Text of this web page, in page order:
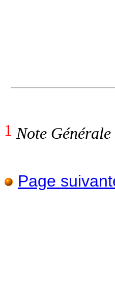
1 Note
Page